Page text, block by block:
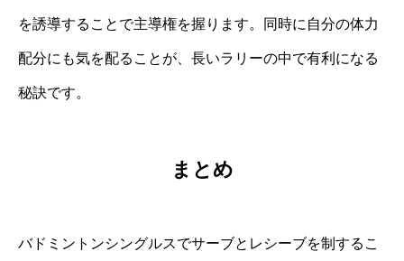
を誘導することで主導権を握ります。同時に自分の体力
配分にも気を配ることが、長いラリーの中で有利になる
秘訣です。
まとめ
バドミントンシングルスでサーブとレシーブを制するこ